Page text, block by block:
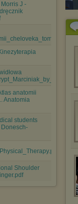
Morris J -
anatomii
Anatomia
students
Shoulder